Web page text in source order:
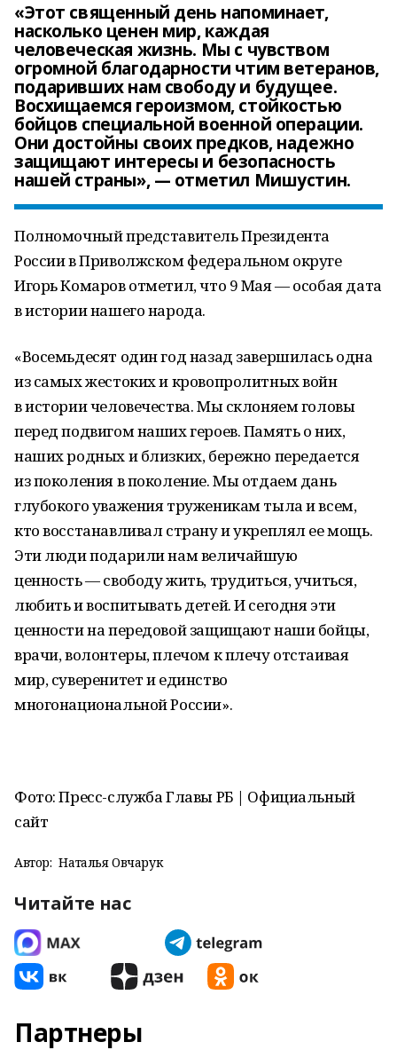
«Этот священный день напоминает,
насколько ценен мир, каждая
человеческая жизнь. Мы с чувством
огромной благодарности чтим ветеранов,
подаривших нам свободу и будущее.
Восхищаемся героизмом, стойкостью
бойцов специальной военной операции.
Они достойны своих предков, надежно
защищают интересы и безопасность
нашей страны», — отметил Мишустин.
Полномочный представитель Президента
России в Приволжском федеральном округе
Игорь Комаров отметил, что 9 Мая — особая дата
в истории нашего народа.
«Восемьдесят один год назад завершилась одна
из самых жестоких и кровопролитных войн
в истории человечества. Мы склоняем головы
перед подвигом наших героев. Память о них,
наших родных и близких, бережно передается
из поколения в поколение. Мы отдаем дань
глубокого уважения труженикам тыла и всем,
кто восстанавливал страну и укреплял ее мощь.
Эти люди подарили нам величайшую
ценность — свободу жить, трудиться, учиться,
любить и воспитывать детей. И сегодня эти
ценности на передовой защищают наши бойцы,
врачи, волонтеры, плечом к плечу отстаивая
мир, суверенитет и единство
многонациональной России».
Фото: Пресс-служба Главы РБ | Официальный
сайт
Автор: Наталья Овчарук
Читайте нас
Партнеры